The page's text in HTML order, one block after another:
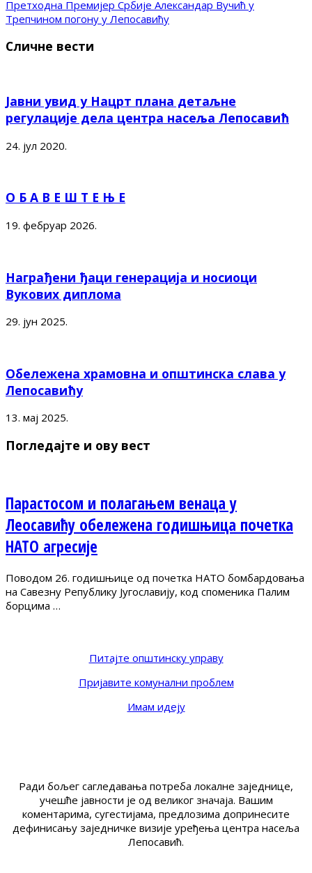
Претходна Премијер Србије Александар Вучић у
Трепчином погону у Лепосавићу
Сличне вести
Јавни увид у Нацрт плана детаљне
регулације дела центра насеља Лепосавић
24. јул 2020.
О Б А В Е Ш Т Е Њ Е
19. фебруар 2026.
Награђени ђаци генерација и носиоци
Вукових диплома
29. јун 2025.
Обележена храмовна и општинска слава у
Лепосавићу
13. мај 2025.
Погледајте и ову вест
Парастосом и полагањем венаца у
Леосавићу обележена годишњица почетка
НАТО агресије
Поводом 26. годишњице од почетка НАТО бомбардовања
на Савезну Републику Југославију, код споменика Палим
борцима …
Питајте општинску управу
Пријавите комунални проблем
Имам идеју
Ради бољег сагледавања потреба локалне заједнице,
учешће јавности је од великог значаја. Вашим
коментарима, сугестијама, предлозима допринесите
дефинисању заједничке визије уређења центра насеља
Лепосавић.